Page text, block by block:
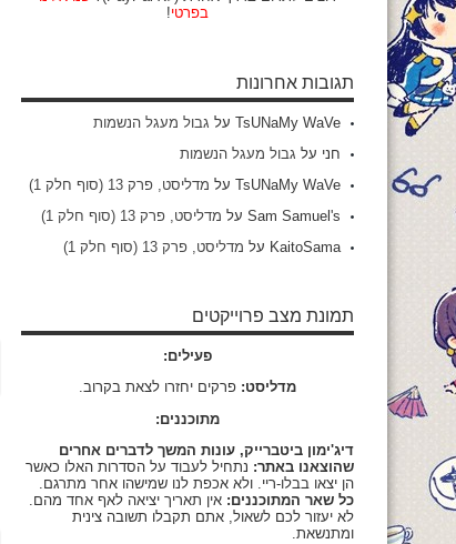
בפרטי!
תגובות אחרונות
TsUNaMy WaVe על גבול מעגל הנשמות
חני על גבול מעגל הנשמות
TsUNaMy WaVe על מדליסט, פרק 13 (סוף חלק 1)
Sam Samuel's על מדליסט, פרק 13 (סוף חלק 1)
KaitoSama על מדליסט, פרק 13 (סוף חלק 1)
תמונת מצב פרוייקטים
פעילים:
מדליסט: פרקים יחזרו לצאת בקרוב.
מתוכננים:
דיג'ימון ביטברייק, עונות המשך לדברים אחרים
שהוצאנו באתר: נתחיל לעבוד על הסדרות האלו כאשר
הן יצאו בבלו-ריי. ולא אכפת לנו שמישהו אחר מתרגם.
כל שאר המתוכננים: אין תאריך יציאה לאף אחד מהם.
לא יעזור לכם לשאול, אתם תקבלו תשובה צינית
ומתנשאת.